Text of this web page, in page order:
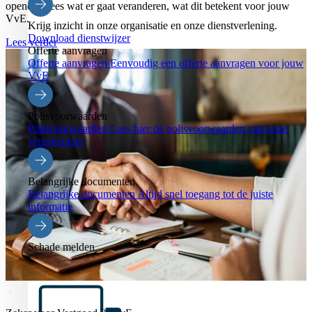
Krijg inzicht in onze organisatie en onze dienstverlening.
Download dienstwijzer
Offerte aanvragen
Offerte aanvragen Eenvoudig een offerte aanvragen voor jouw
VvE
Polisvoorwaarden
Polisvoorwaarden Lees hier de polisvoorwaarden van onze
verzekeraars
Belangrijke documenten
Belangrijke documentenAltijd snel toegang tot de juiste
informatie
Schade melden
openen. Lees wat er gaat veranderen, wat dit betekent voor jouw
VvE.
Lees verder